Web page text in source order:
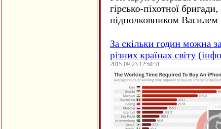
гірсько-піхотної
підполковником
За скільки годин можна
різних країнах світу
2015-09-23 12:50:31